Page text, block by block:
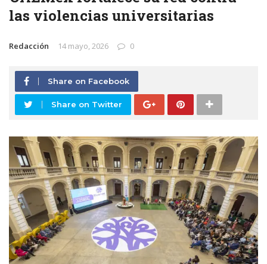
las violencias universitarias
Redacción 14 mayo, 2026 0
Share on Facebook
Share on Twitter